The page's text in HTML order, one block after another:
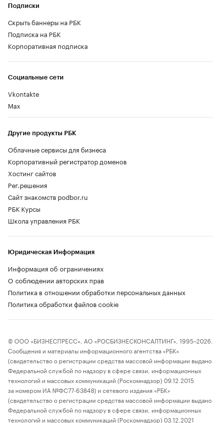
Социальные сети
Vkontakte
Max
Другие продукты РБК
Облачные сервисы для бизнеса
Корпоративный регистратор доменов
Хостинг сайтов
Рег.решения
Сайт знакомств podbor.ru
РБК Курсы
Школа управления РБК
Подписки
Скрыть баннеры на РБК
Подписка на РБК
Корпоративная подписка
Юридическая Информация
Информация об ограничениях
О соблюдении авторских прав
Политика в отношении обработки персональных данных
Политика обработки файлов cookie
© ООО «БИЗНЕСПРЕСС», АО «РОСБИЗНЕСКОНСАЛТИНГ», 1995–2026.
Сообщения и материалы информационного агентства «РБК»
(свидетельство о регистрации средства массовой информации выдано
Федеральной службой по надзору в сфере связи, информационных
технологий и массовых коммуникаций (Роскомнадзор) 09.12.2015
за номером ИА №ФС77-63848) и сетевого издания «РБК»
(свидетельство о регистрации средства массовой информации выдано
Федеральной службой по надзору в сфере связи, информационных
технологий и массовых коммуникаций (Роскомнадзор) 03.12.2021